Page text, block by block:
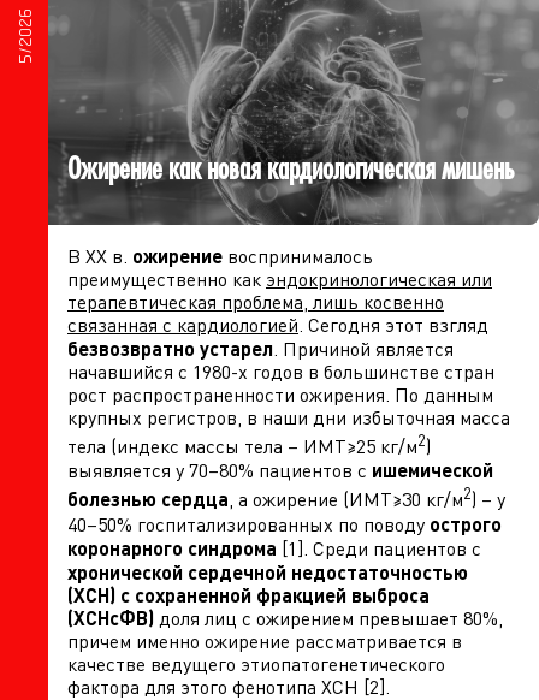
5/2026
Ожирение как новая кардиологическая мишень
В ХХ в. ожирение воспринималось
преимущественно как эндокринологическая или
терапевтическая проблема, лишь косвенно
связанная с кардиологией. Сегодня этот взгляд
безвозвратно устарел. Причиной является
начавшийся с 1980-х годов в большинстве стран
рост распространенности ожирения. По данным
крупных регистров, в наши дни избыточная масса
тела (индекс массы тела – ИМТ≥25 кг/м2)
выявляется у 70–80% пациентов с ишемической
болезнью сердца, а ожирение (ИМТ≥30 кг/м2) – у
40–50% госпитализированных по поводу острого
коронарного синдрома [1]. Среди пациентов с
хронической сердечной недостаточностью
(ХСН) с сохраненной фракцией выброса
(ХСНсФВ) доля лиц с ожирением превышает 80%,
причем именно ожирение рассматривается в
качестве ведущего этиопатогенетического
фактора для этого фенотипа ХСН [2].